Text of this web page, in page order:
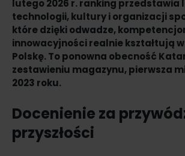
lutego 2026 r. ranking przedstawia
technologii, kultury i organizacji
które dzięki odwadze,
innowacyjności realnie kształtują
Polskę. To ponowna obecność
zestawieniu magazynu, pierwsza
2023 roku.
Docenienie za
przyszłości